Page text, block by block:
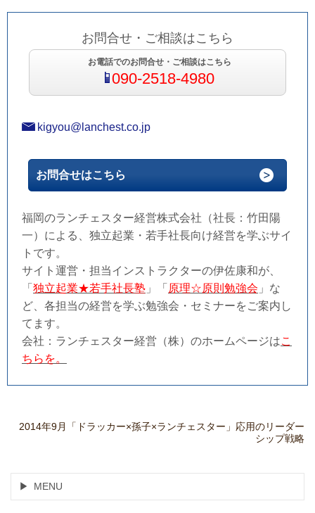
お問合せ・ご相談はこちら
お電話でのお問合せ・ご相談はこちら
090-2518-4980
kigyou@lanchest.co.jp
お問合せはこちら
福岡のランチェスター経営株式会社（社長：竹田陽
一）による、独立起業・若手社長向け経営を学ぶサイ
トです。
サイト運営・担当インストラクターの伊佐康和が、
「 独立起業★若手社長塾 」「 原理☆原則勉強会 」な
ど、各担当の経営を学ぶ勉強会・セミナーをご案内し
てます。
会社：ランチェスター経営（株）のホームページはこ
ちらを。
2014年9月「ドラッカー×孫子×ランチェスター」応用のリーダー
シップ戦略
MENU